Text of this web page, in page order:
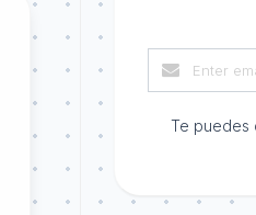
Te puedes